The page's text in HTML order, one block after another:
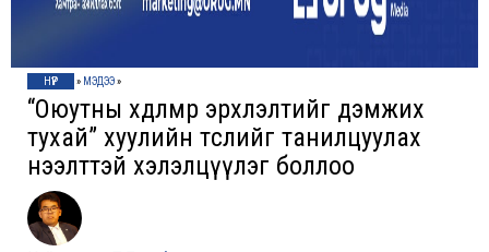
НҮҮР » МЭДЭЭ»
“Оюутны хөдөлмөр эрхлэлтийг дэмжих
тухай” хуулийн төслийг танилцуулах
нээлттэй хэлэлцүүлэг боллоо